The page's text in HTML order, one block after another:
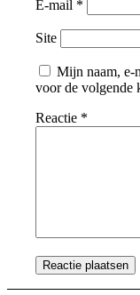
E-mail *
Site
Mijn naam, e-
voor de volgende
Reactie *